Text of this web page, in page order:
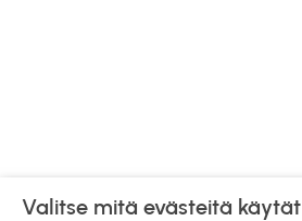
Valitse mitä evästeitä käytät